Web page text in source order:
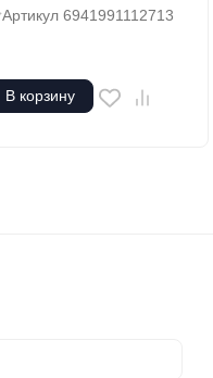
Артикул 6941991112713
В корзину